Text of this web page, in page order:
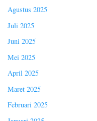
Agustus 2025
Juli 2025
Juni 2025
Mei 2025
April 2025
Maret 2025
Februari 2025